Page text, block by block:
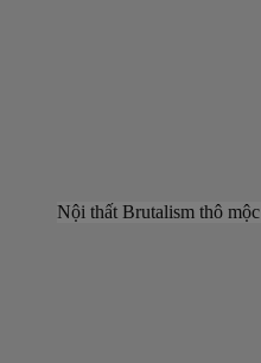
Nội thất Brutalism thô mộc